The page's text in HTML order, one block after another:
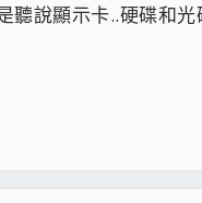
2TB HDD
聽說顯示卡..硬碟和